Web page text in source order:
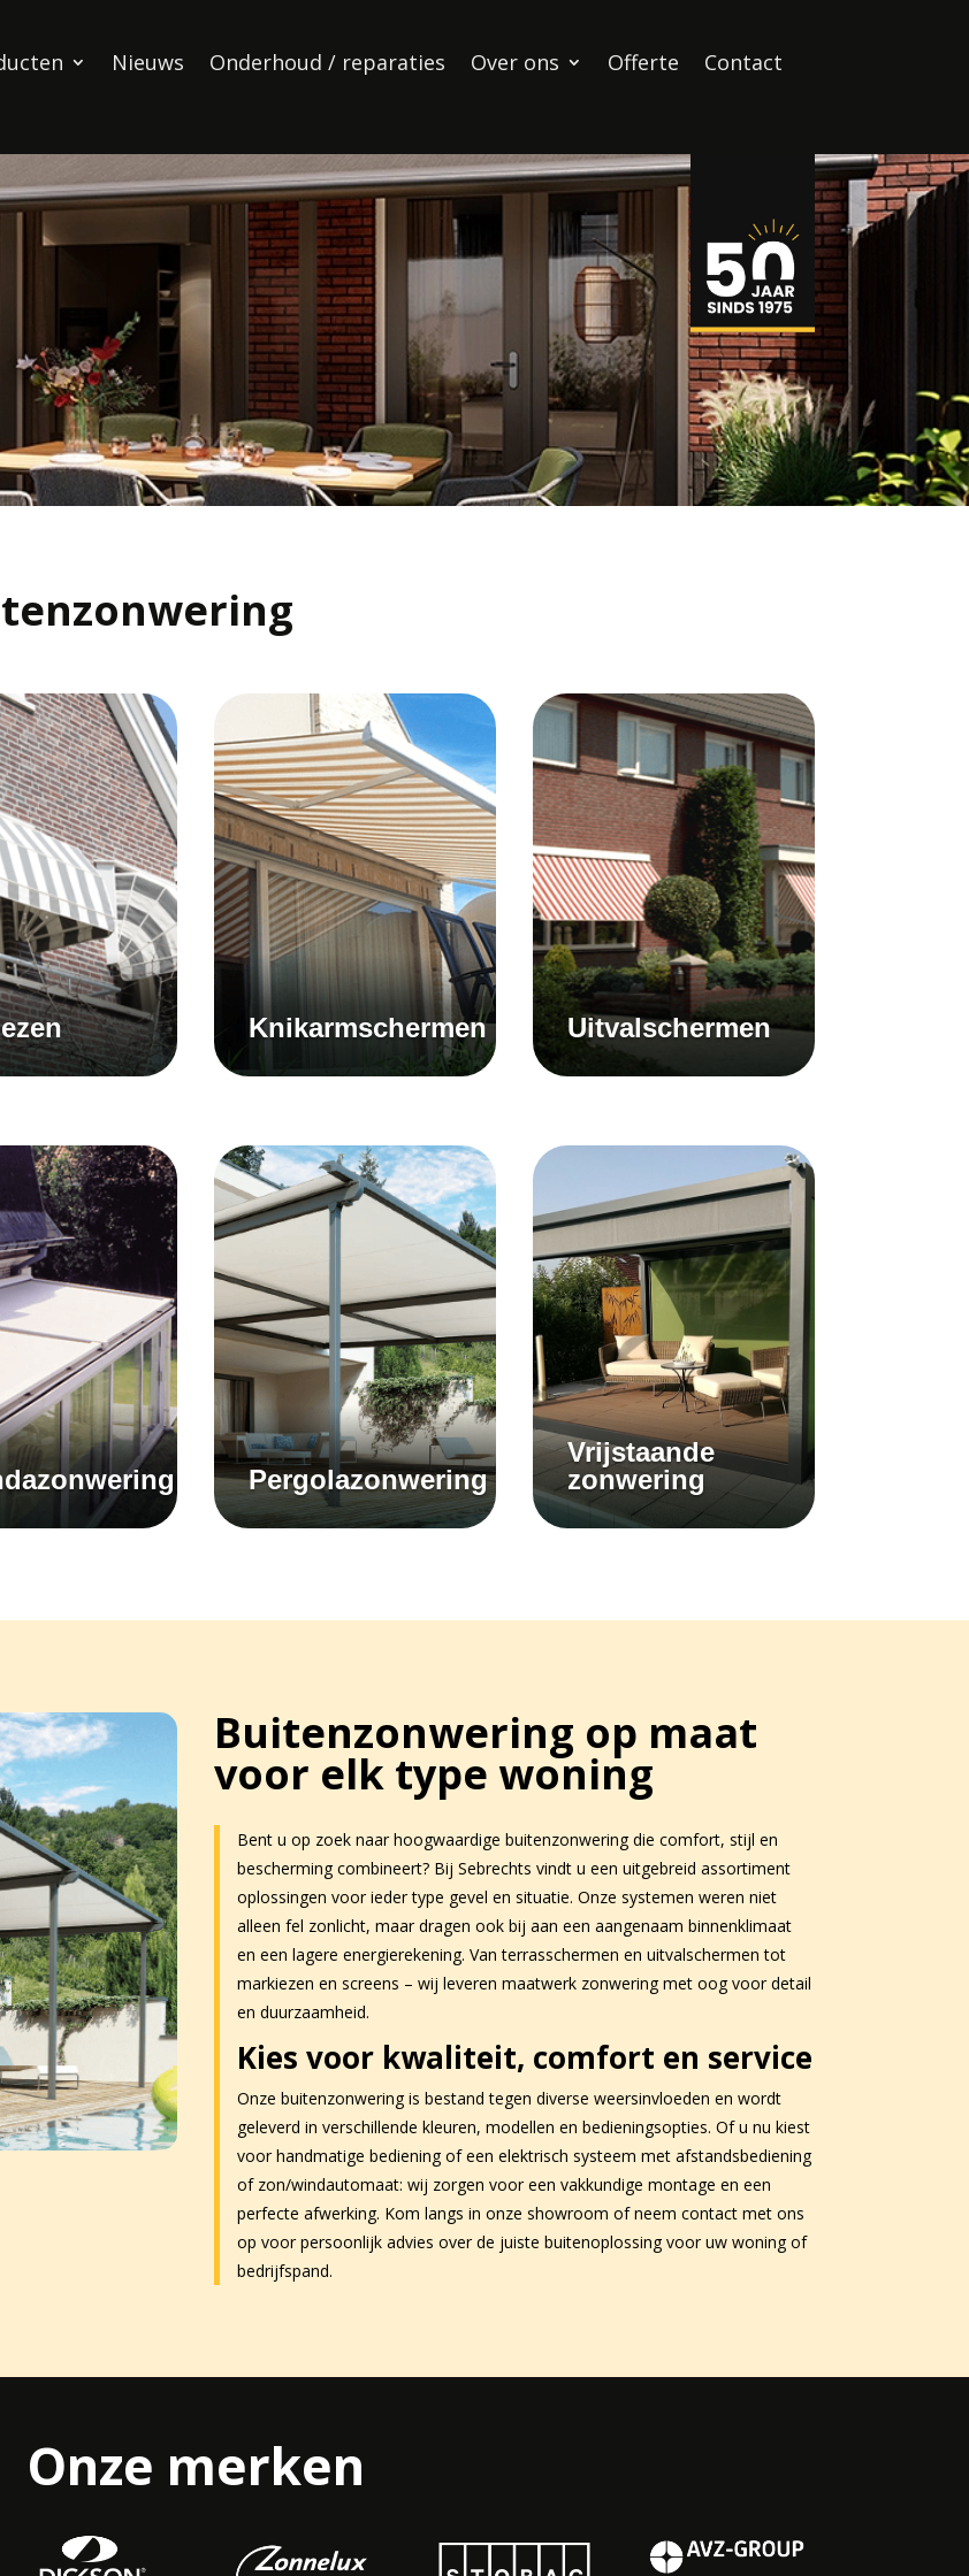
Nieuws Onderhoud / reparaties Over ons Offerte Contact
Knikarmschermen Uitvalschermen
Pergolazonwering
Vrijstaande
zonwering
Buitenzonwering op maat
voor elk type woning
Bent u op zoek naar hoogwaardige buitenzonwering die comfort, stijl en
bescherming combineert? Bij Sebrechts vindt u een uitgebreid assortiment
oplossingen voor ieder type gevel en situatie. Onze systemen weren niet
alleen fel zonlicht, maar dragen ook bij aan een aangenaam binnenklimaat
en een lagere energierekening. Van terrasschermen en uitvalschermen tot
markiezen en screens – wij leveren maatwerk zonwering met oog voor detail
en duurzaamheid.
Kies voor kwaliteit, comfort en service
Onze buitenzonwering is bestand tegen diverse weersinvloeden en wordt
geleverd in verschillende kleuren, modellen en bedieningsopties. Of u nu kiest
voor handmatige bediening of een elektrisch systeem met afstandsbediening
of zon/windautomaat: wij zorgen voor een vakkundige montage en een
perfecte afwerking. Kom langs in onze showroom of neem contact met ons
op voor persoonlijk advies over de juiste buitenoplossing voor uw woning of
bedrijfspand.
Onze merken